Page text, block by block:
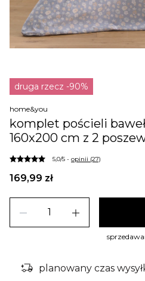
druga rzecz -90%
home&you
komplet pościeli
160x200 cm z 2
5,0/5 - opinii (27)
169,99 zł
remove add
delivery_truck_bolt planowany czas